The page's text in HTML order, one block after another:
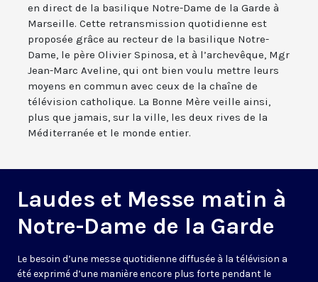
en direct de la basilique Notre-Dame de la Garde à
Marseille. Cette retransmission quotidienne est
proposée grâce au recteur de la basilique Notre-
Dame, le père Olivier Spinosa, et à l’archevêque, Mgr
Jean-Marc Aveline, qui ont bien voulu mettre leurs
moyens en commun avec ceux de la chaîne de
télévision catholique. La Bonne Mère veille ainsi,
plus que jamais, sur la ville, les deux rives de la
Méditerranée et le monde entier.
Laudes et Messe matin à
Notre-Dame de la Garde
Le besoin d’une messe quotidienne diffusée à la télévision a
été exprimé d’une manière encore plus forte pendant le